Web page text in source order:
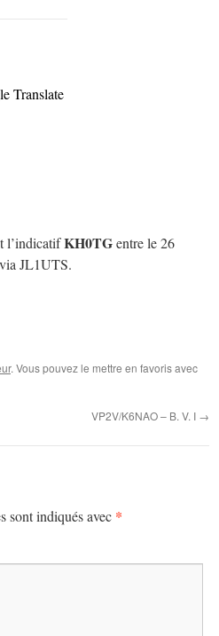
Translate
l’indicatifKH0TGentre le 26
JL1UTS.
. Vous pouvez le mettre en favoris avec
VP2V/K6NAO – B. V. I →
sont indiqués avec *